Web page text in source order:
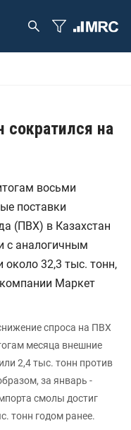
сократился на
восьми
поставки
(ПВХ) в Казахстан
с аналогичным
около 32,3 тыс. тонн,
компании Маркет
спроса на ПВХ
месяца внешние
2,4 тыс. тонн против
за январь -
смолы достиг
тонн годом ранее.